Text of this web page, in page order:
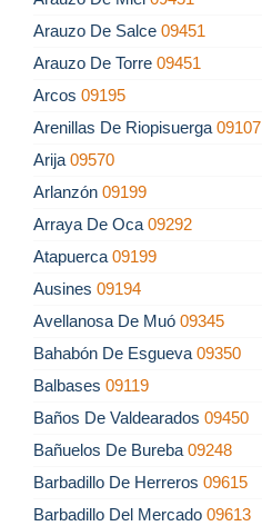
Arauzo De Salce 09451
Arauzo De Torre 09451
Arcos 09195
Arenillas De Riopisuerga 09107
Arija 09570
Arlanzón 09199
Arraya De Oca 09292
Atapuerca 09199
Ausines 09194
Avellanosa De Muó 09345
Bahabón De Esgueva 09350
Balbases 09119
Baños De Valdearados 09450
Bañuelos De Bureba 09248
Barbadillo De Herreros 09615
Barbadillo Del Mercado 09613